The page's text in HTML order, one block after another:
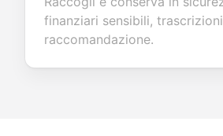
finanziari sensibili,
raccomandazione.